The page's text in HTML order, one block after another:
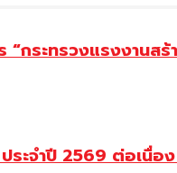
ระทรวงแรงงานส
ระจำปี 2569 ต่อเนื่อ